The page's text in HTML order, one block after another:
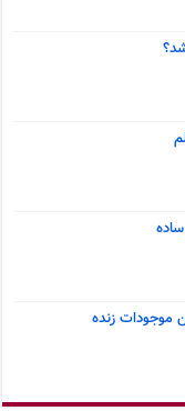
موجودات زنده